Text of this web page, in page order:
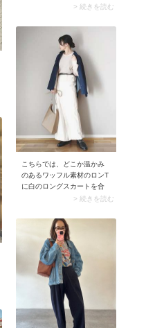
タイルアップコーデ。ロン
カバーし、ハイウエストに
トップスをインすること
で、上半身が小さく見える
効果アリ。メリハリのある
シルエットでぐっと若々し
く、旬なスタイルが完成し
> 続きを読む
こちらでは、どこか温かみ
のあるワッフル素材のロンT
に白のロングスカートを合
わせてスタイリング。素材
着合わせにナチュラルな表
情をプラスしています。こ
のコーデには、デニムシャ
ツをサラリと羽織る着こな
しがぴったり。きれいめな
中に程よいラフさも感じら
れ、今の気分にマッチしま
> 続きを読む